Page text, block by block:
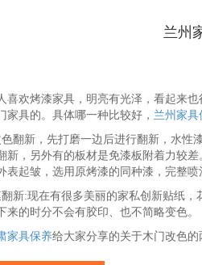
兰州
烤漆家具，明亮有光泽，看起来也
家具的。具体哪一种比较好， 兰州家具
新，先打磨一边后进行翻新，水性漆
新，另外有的板材是免漆板附着力较
表起皱，选用原烤漆的同种漆，完整喷
:现在有很多美丽的家私创新贴纸，
来的时分不会有胶印、也不简略变色。
家具保养给大家分享的关于木门改色